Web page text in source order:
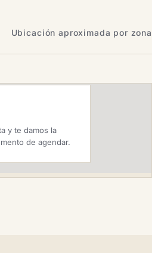
Ubicación aproximada por zona
y te damos la
de agendar.